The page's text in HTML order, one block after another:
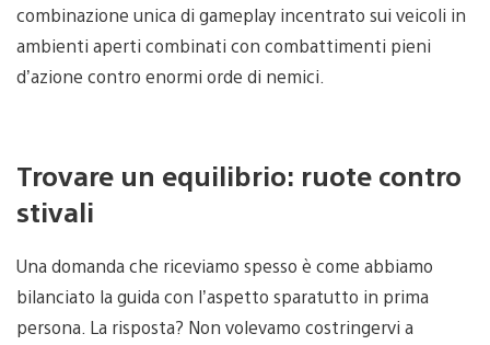
combinazione unica di gameplay incentrato sui veicoli in
ambienti aperti combinati con combattimenti pieni
d’azione contro enormi orde di nemici.
Trovare un equilibrio: ruote contro
stivali
Una domanda che riceviamo spesso è come abbiamo
bilanciato la guida con l’aspetto sparatutto in prima
persona. La risposta? Non volevamo costringervi a